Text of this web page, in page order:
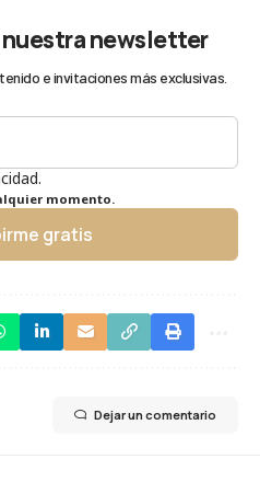
newsletter
e invitaciones más exclusivas.
momento.
gratis
Dejar un comentario